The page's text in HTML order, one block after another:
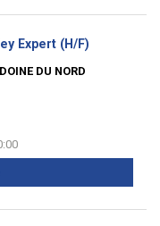
Expert (H/F)
DU NORD